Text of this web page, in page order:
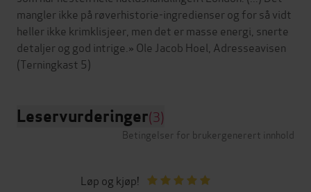
mangler ikke på røverhistorie-ingredienser og for så vidt
heller ikke krimklisjeer, men det er masse energi, snerte
detaljer og god intrige.» Ole Jacob Hoel, Adresseavisen
Leservurderinger(3)
Betingelser for brukergenerert innhold
Løp og kjøp!